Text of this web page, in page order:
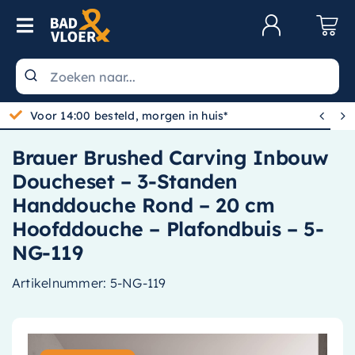
Skip to content
Toggle Navigation
Wastafels
Toiletten
Spiegels
Kranen
Douche
Badkamermeubels
Gratis bezorgd vanaf 100,-
 
Brauer Brushed Carving Inbouw
Doucheset – 3-Standen
Handdouche Rond – 20 cm
Hoofddouche – Plafondbuis – 5-
NG-119
Artikelnummer: 5-NG-119